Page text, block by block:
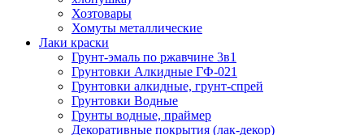
Хозтовары
Хомуты металлические
Лаки краски
Грунт-эмаль по ржавчине 3в1
Грунтовки Алкидные ГФ-021
Грунтовки алкидные, грунт-спрей
Грунтовки Водные
Грунты водные, праймер
Декоративные покрытия (лак-декор)